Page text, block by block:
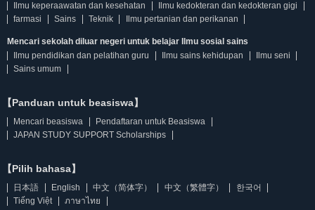
Ilmu keperaawatan dan kesehatan
Ilmu kedokteran dan kedokteran gigi
farmasi
Sains Teknik Ilmu pertanian dan perikanan
Mencari sekolah diluar negeri untuk belajar Ilmu sosial sains
Ilmu pendidikan dan pelatihan guru
Ilmu sains kehidupan
Ilmu seni
Sains umum
【Panduan untuk beasiswa】
Mencari beasiswa
Pendaftaran untuk Beasiswa
JAPAN STUDY SUPPORT Scholarships
【Pilih bahasa】
日本語 English 中文（简体字） 中文（繁體字）
한국어
Tiếng Việt
ภาษาไทย